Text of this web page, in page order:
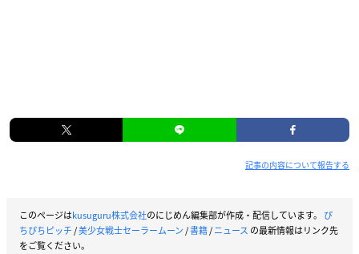
記事の内容について報告する
このページはkusuguru株式会社のにじめん編集部が作成・配信しています。 ぴ
ちぴちピッチ/美少女戦士セーラームーン/書籍/ニュース の最新情報はリンク先
をご覧ください。